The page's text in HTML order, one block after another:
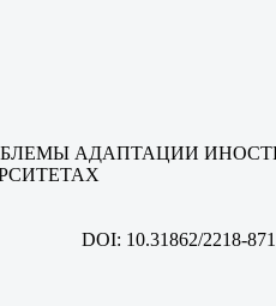
АДАПТАЦИИ
DOI: 10.31862/2218-